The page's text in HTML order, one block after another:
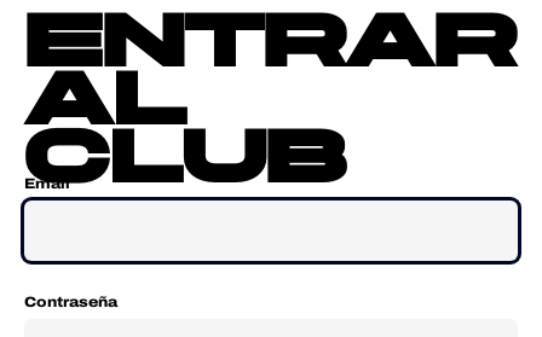
entrar
al
club
Email
Contraseña